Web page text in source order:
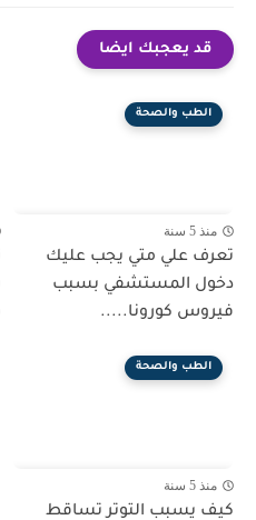
قد يعجبك ايضا
الطب والصحة
منذ 5 سنة
تعرف علي متي يجب عليك
دخول المستشفي بسبب
فيروس كورونا.....
الطب والصحة
منذ 5 سنة
كيف يسبب التوتر تساقط